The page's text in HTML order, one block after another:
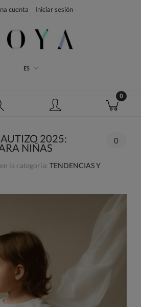
cuenta Iniciar sesión
ES
2025:
NIÑAS
0
en la categoría: TENDENCIAS Y